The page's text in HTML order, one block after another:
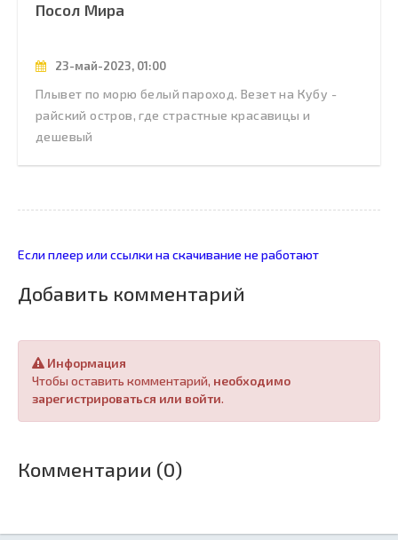
Посол Мира
23-май-2023, 01:00
Плывет по морю белый пароход. Везет на Кубу -
райский остров, где страстные красавицы и
дешевый
Если плеер или ссылки на скачивание не работают
Добавить комментарий
Информация
Чтобы оставить комментарий, необходимо
зарегистрироваться или войти.
Комментарии (0)